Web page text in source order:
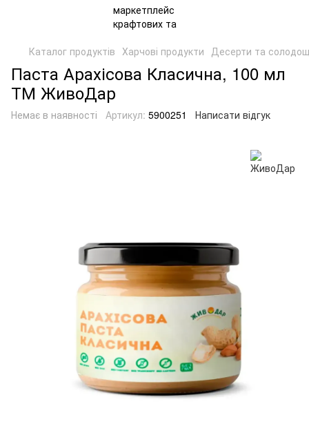
Каталог продуктів Харчові продукти Десерти та
Паста Арахісова Класична, 100 мл
ТМ ЖивоДар
Немає в наявності Артикул: 5900251 Написати відгук